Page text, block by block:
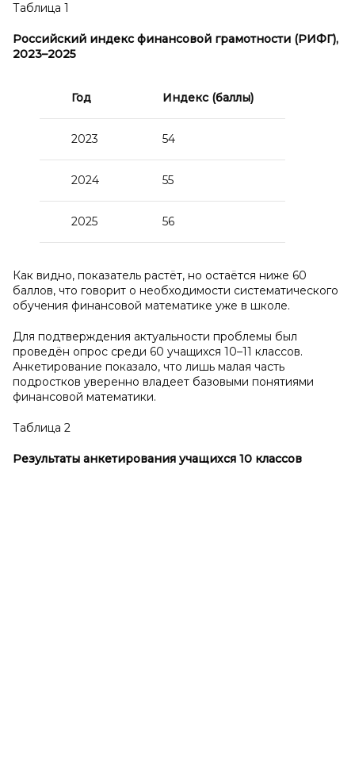
Таблица 1
Российский индекс финансовой грамотности (РИФГ),
2023–2025
Год Индекс (баллы)
2023 54
2024 55
2025 56
Как видно, показатель растёт, но остаётся ниже 60
баллов, что говорит о необходимости систематического
обучения финансовой математике уже в школе.
Для подтверждения актуальности проблемы был
проведён опрос среди 60 учащихся 10–11 классов.
Анкетирование показало, что лишь малая часть
подростков уверенно владеет базовыми понятиями
финансовой математики.
Таблица 2
Результаты анкетирования учащихся 10 классов